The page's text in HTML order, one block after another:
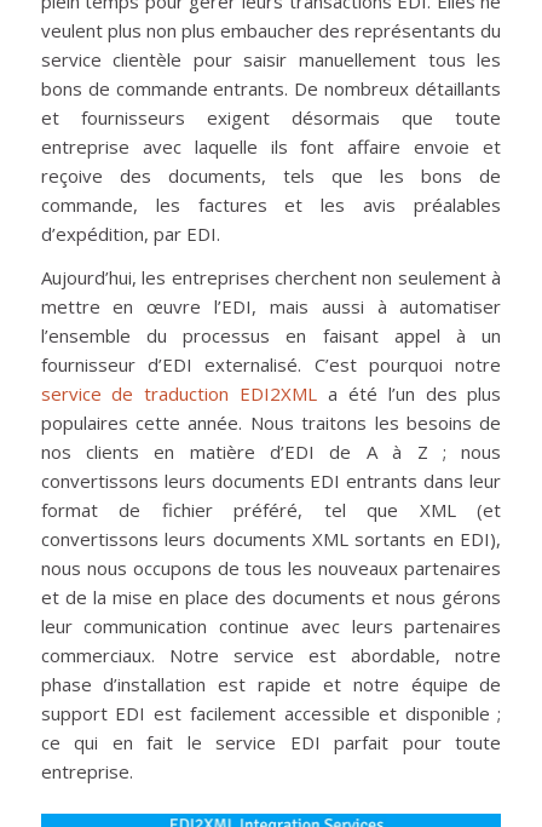
veulent plus non plus embaucher des représentants du
service clientèle pour saisir manuellement tous les
bons de commande entrants. De nombreux détaillants
et fournisseurs exigent désormais que toute
entreprise avec laquelle ils font affaire envoie et
reçoive des documents, tels que les bons de
commande, les factures et les avis préalables
d’expédition, par EDI.
Aujourd’hui, les entreprises cherchent non seulement à
mettre en œuvre l’EDI, mais aussi à automatiser
l’ensemble du processus en faisant appel à un
fournisseur d’EDI externalisé. C’est pourquoi notre
service de traduction EDI2XML a été l’un des plus
populaires cette année. Nous traitons les besoins de
nos clients en matière d’EDI de A à Z ; nous
convertissons leurs documents EDI entrants dans leur
format de fichier préféré, tel que XML (et
convertissons leurs documents XML sortants en EDI),
nous nous occupons de tous les nouveaux partenaires
et de la mise en place des documents et nous gérons
leur communication continue avec leurs partenaires
commerciaux. Notre service est abordable, notre
phase d’installation est rapide et notre équipe de
support EDI est facilement accessible et disponible ;
ce qui en fait le service EDI parfait pour toute
entreprise.